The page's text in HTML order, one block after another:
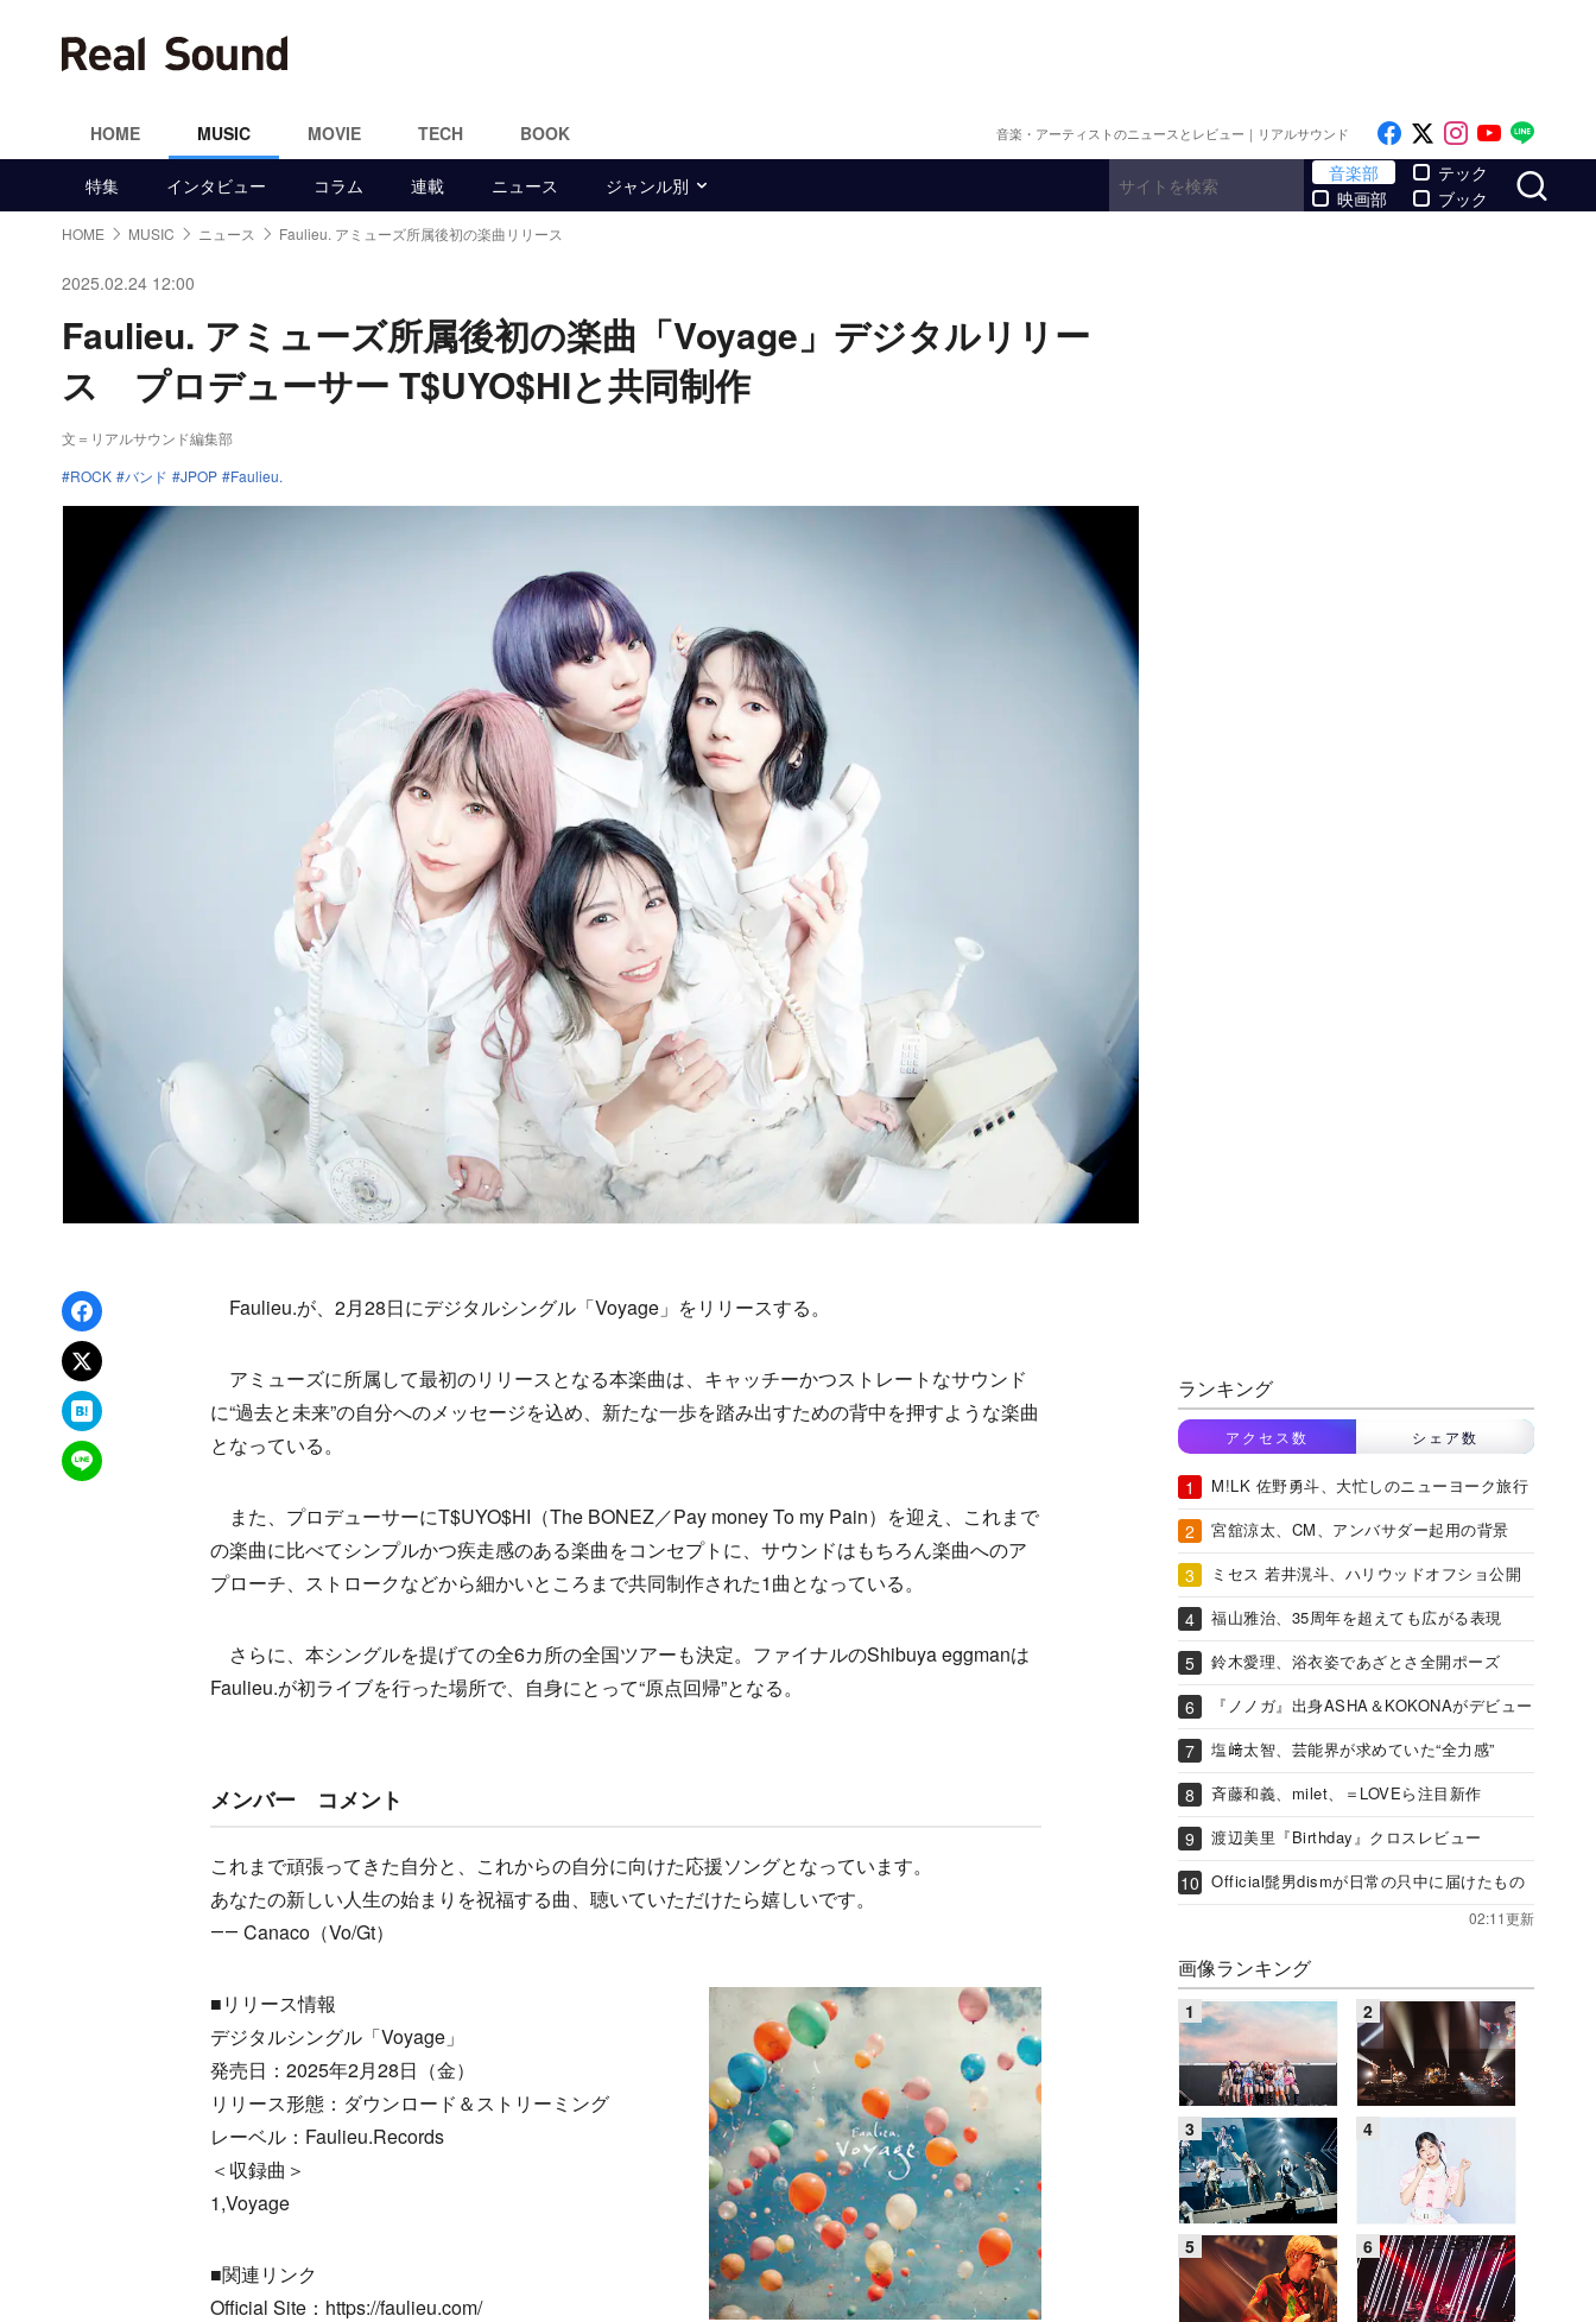
HOME MUSIC MOVIE TECH BOOK 音楽・アーティストのニュースとレビュー｜リアルサウンド Like on Facebook
Follow on x
Follow on
Follow
特集 インタビュー コラム 連載 ニュース ジャンル別
音楽部
映画部
テック
ブック
HOME MUSIC ニュース Faulieu. アミューズ所属後初の楽曲リリース
2025.02.24 12:00
Faulieu. アミューズ所属後初の楽曲「Voyage」デジタルリリー
ス プロデューサー T$UYO$HIと共同制作
文＝リアルサウンド編集部
ROCK
バンド JPOP Faulieu.
Facebookでシェア
xでポスト
はてなブックマーク
LINEで送る
Faulieu.が、2月28日にデジタルシングル「Voyage」をリリースする。
アミューズに所属して最初のリリースとなる本楽曲は、キャッチーかつストレートなサウンド
に“過去と未来”の自分へのメッセージを込め、新たな一歩を踏み出すための背中を押すような楽曲
となっている。
また、プロデューサーにT$UYO$HI（The BONEZ／Pay money To my Pain）を迎え、これまで
の楽曲に比べてシンプルかつ疾走感のある楽曲をコンセプトに、サウンドはもちろん楽曲へのア
プローチ、ストロークなどから細かいところまで共同制作された1曲となっている。
さらに、本シングルを提げての全6カ所の全国ツアーも決定。ファイナルのShibuya eggmanは
Faulieu.が初ライブを行った場所で、自身にとって“原点回帰”となる。
メンバー コメント
これまで頑張ってきた自分と、これからの自分に向けた応援ソングとなっています。
あなたの新しい人生の始まりを祝福する曲、聴いていただけたら嬉しいです。
―― Canaco（Vo/Gt）
■リリース情報
デジタルシングル「Voyage」
発売日：2025年2月28日（金）
リリース形態：ダウンロード＆ストリーミング
レーベル：Faulieu.Records
＜収録曲＞
1,Voyage
■関連リンク
Official Site：https://faulieu.com/
ランキング
アクセス数 シェア数
M!LK 佐野勇斗、大忙しのニューヨーク旅行
宮舘涼太、CM、アンバサダー起用の背景
ミセス 若井滉斗、ハリウッドオフショ公開
福山雅治、35周年を超えても広がる表現
鈴木愛理、浴衣姿であざとさ全開ポーズ
『ノノガ』出身ASHA＆KOKONAがデビュー
塩﨑太智、芸能界が求めていた“全力感”
斉藤和義、milet、＝LOVEら注目新作
渡辺美里『Birthday』クロスレビュー
Official髭男dismが日常の只中に届けたもの
02:11更新
画像ランキング